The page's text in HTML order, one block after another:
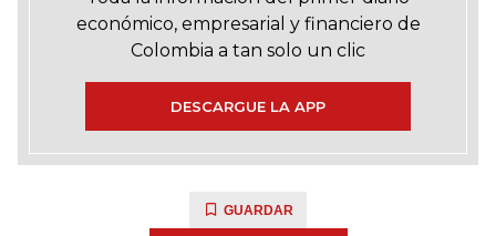
económico, empresarial y financiero de
Colombia a tan solo un clic
DESCARGUE LA APP
GUARDAR